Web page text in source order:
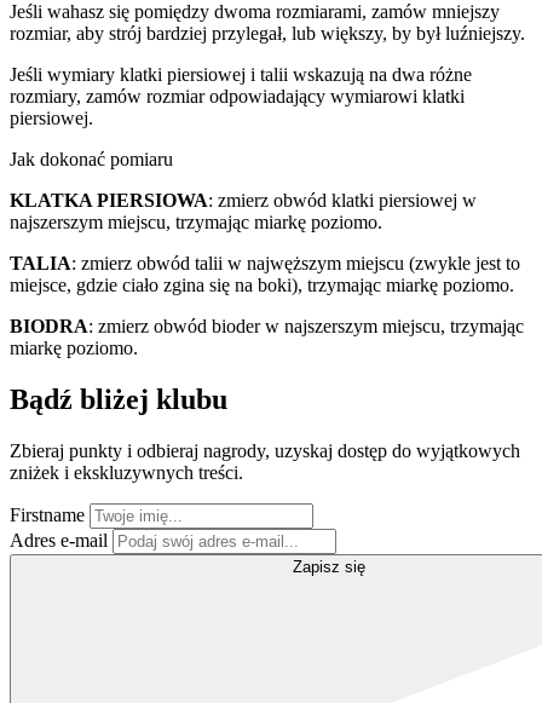
Jeśli wahasz się pomiędzy dwoma rozmiarami, zamów mniejszy
rozmiar, aby strój bardziej przylegał, lub większy, by był luźniejszy.
Jeśli wymiary klatki piersiowej i talii wskazują na dwa różne
rozmiary, zamów rozmiar odpowiadający wymiarowi klatki
piersiowej.
Jak dokonać pomiaru
KLATKA PIERSIOWA: zmierz obwód klatki piersiowej w
najszerszym miejscu, trzymając miarkę poziomo.
TALIA: zmierz obwód talii w najwęższym miejscu (zwykle jest to
miejsce, gdzie ciało zgina się na boki), trzymając miarkę poziomo.
BIODRA: zmierz obwód bioder w najszerszym miejscu, trzymając
miarkę poziomo.
Bądź bliżej klubu
Zbieraj punkty i odbieraj nagrody, uzyskaj dostęp do wyjątkowych
zniżek i ekskluzywnych treści.
Firstname
Adres e-mail
Zapisz się